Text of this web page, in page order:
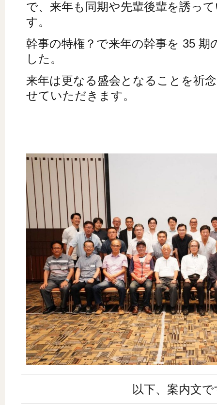
で、来年も同期や先輩後輩を誘っ
す。
幹事の特権？で来年の幹事を 35
した。
来年は更なる盛会となることを祈
せていただきます。
以下、案内文